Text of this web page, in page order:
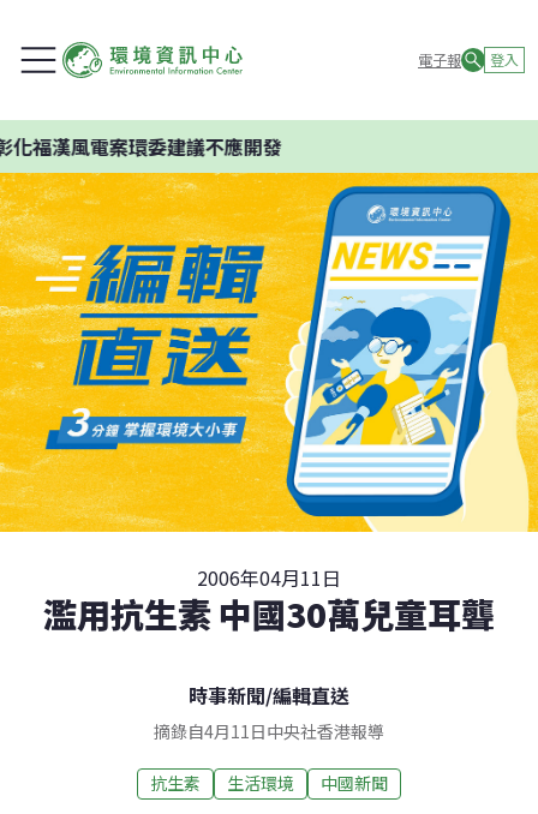
電子報 登入
福漢風電案環委建議不應開發
2006年04月11日
濫用抗生素 中國30萬兒童耳聾
時事新聞/編輯直送
摘錄自4月11日中央社香港報導
抗生素 生活環境 中國新聞